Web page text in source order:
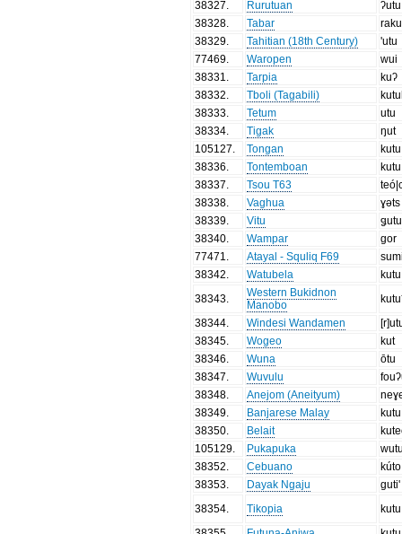
38327
Rurutuan
ʔutu
38328
Tabar
raku
38329
Tahitian (18th Century)
'utu
77469
Waropen
wui
38331
Tarpia
kuʔ
38332
Tboli (Tagabili)
38333
Tetum
utu
38334
Tigak
ŋut
105127
Tongan
kutu
38336
Tontemboan
kutu
38337
Tsou T63
38338
Vaghua
ɣəts
38339
Vitu
ǥutu
38340
Wampar
gor
77471
Atayal - Squliq F69
38342
Watubela
kutu
38343
Western Bukidnon
Manobo
38344
Windesi Wandamen
38345
Wogeo
kut
38346
Wuna
ōtu
38347
Wuvulu
38348
Anejom (Aneityum)
38349
Banjarese Malay
kutu
38350
Belait
105129
Pukapuka
38352
Cebuano
kúto
38353
Dayak Ngaju
guti'
38354
Tikopia
kutu